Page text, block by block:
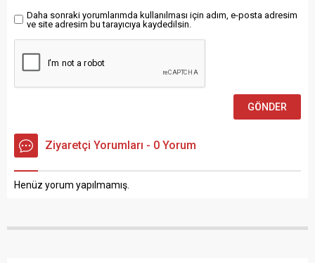
artırılması, sivil toplum...
Daha sonraki yorumlarımda kullanılması için adım, e-posta adresim
ve site adresim bu tarayıcıya kaydedilsin.
Ziyaretçi Yorumları - 0 Yorum
Henüz yorum yapılmamış.